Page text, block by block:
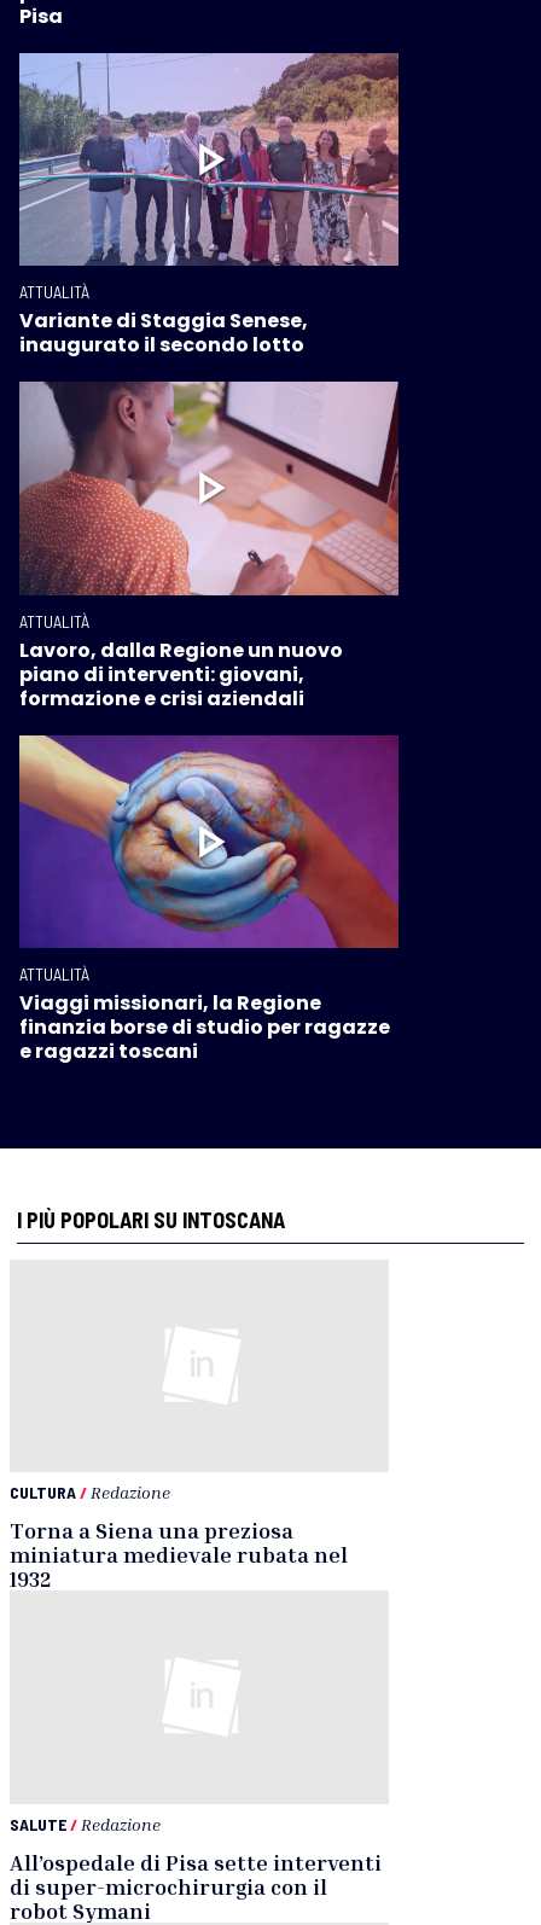
Pisa
ATTUALITÀ
Variante di Staggia Senese,
inaugurato il secondo lotto
ATTUALITÀ
Lavoro, dalla Regione un nuovo
piano di interventi: giovani,
formazione e crisi aziendali
ATTUALITÀ
Viaggi missionari, la Regione
finanzia borse di studio per ragazze
e ragazzi toscani
I PIÙ POPOLARI SU INTOSCANA
CULTURA/ Redazione
Torna a Siena una preziosa
miniatura medievale rubata nel
1932
SALUTE/ Redazione
All’ospedale di Pisa sette interventi
di super-microchirurgia con il
robot Symani